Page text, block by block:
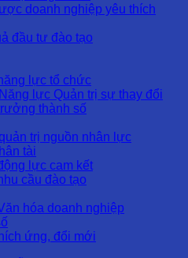
doanh nghiệp yêu thích
đầu tư đào tạo
lực tổ chức
lực Quản trị sự thay đổi
thành số
trị nguồn nhân lực
tài
lực cam kết
cầu đào tạo
hóa doanh nghiệp
ứng, đổi mới